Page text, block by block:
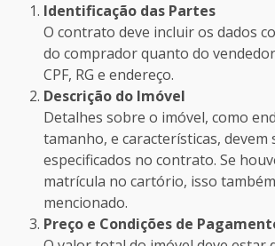
Identificação das Partes
O contrato deve incluir os dados
do comprador quanto do
CPF, RG e endereço.
Descrição do Imóvel
Detalhes sobre o imóvel, como
tamanho, e características, devem
especificados no contrato. Se
matrícula no cartório, isso
mencionado.
Preço e Condições de